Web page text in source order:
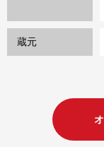
蔵元